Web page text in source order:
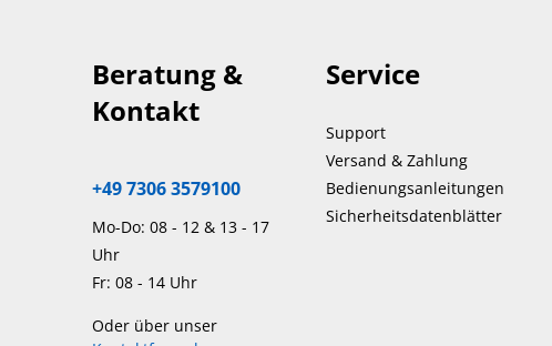
Beratung &
Kontakt
+49 7306 3579100
Mo-Do: 08 - 12 & 13 - 17
Uhr
Fr: 08 - 14 Uhr
Oder über unser
Service
Support
Versand & Zahlung
Bedienungsanleitungen
Sicherheitsdatenblätter